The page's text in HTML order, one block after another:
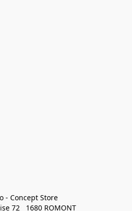
- Concept Store
72   1680 ROMONT